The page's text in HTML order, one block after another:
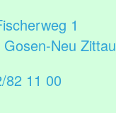
1
Gosen-Neu Zittau
82 11 00